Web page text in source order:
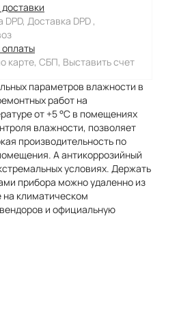
Доставка DPD ,
карте, СБП, Выставить счет
параметров влажности в
работ на
от +5 °С в помещениях
влажности, позволяет
производительность по
А антикоррозийный
условиях. Держать
прибора можно удаленно из
на климатическом
и официальную